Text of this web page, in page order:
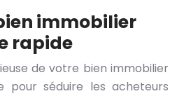
immobilier
rapide
de votre bien immobilier
séduire les acheteurs